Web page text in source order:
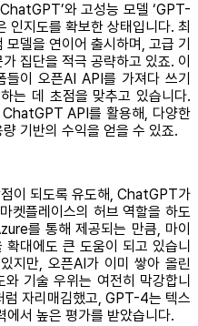
와 고성능 모델 ‘GPT-
인지도를 확보한 상태입니다. 최
델을 연이어 출시하며, 고급 기
집단을 적극 공략하고 있죠. 이
이 오픈AI API를 가져다 쓰기
는 데 초점을 맞추고 있습니다.
ChatGPT API를 활용해, 다양한
기반의 수익을 얻을 수 있죠.
이 되도록 유도해, ChatGPT가
플레이스의 허브 역할을 하도
를 통해 제공되는 만큼, 마이
대에도 큰 도움이 되고 있습니
지만, 오픈AI가 이미 쌓아 올린
기술 우위는 여전히 막강합니
자리매김했고, GPT-4는 텍스
에서 높은 평가를 받았습니다.